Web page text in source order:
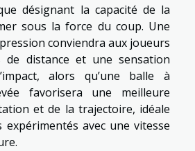
désignant la capacité de la
sous la force du coup. Une
conviendra aux joueurs
de distance et une sensation
alors qu’une balle à
favorisera une meilleure
et de la trajectoire, idéale
avec une vitesse